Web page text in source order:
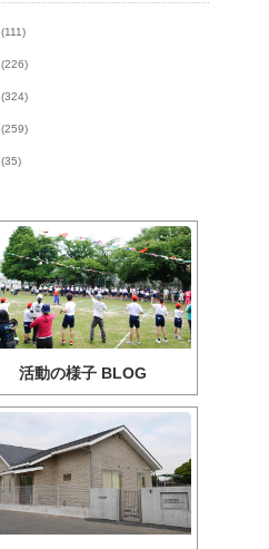
(111)
(226)
(324)
(259)
(35)
活動の様子 BLOG